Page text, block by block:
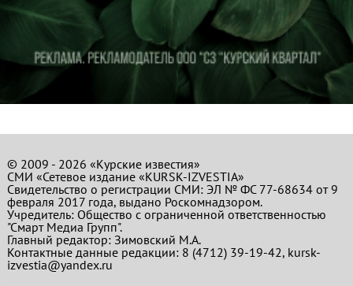
© 2009 - 2026 «Курские известия»
СМИ «Сетевое издание «KURSK-IZVESTIA»
Свидетельство о регистрации СМИ: ЭЛ № ФС 77-68634 от 9
февраля 2017 года, выдано Роскомнадзором.
Учредитель: Общество с ограниченной ответственностью
"Смарт Медиа Групп".
Главный редактор:Зимовский М.А.
Контактные данные редакции: 8 (4712) 39-19-42, kursk-
izvestia@yandex.ru